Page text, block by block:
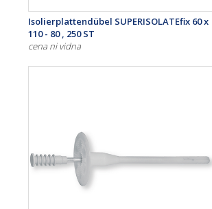
Isolierplattendübel SUPERISOLATEfix 60 x
110 - 80 , 250 ST
cena ni vidna